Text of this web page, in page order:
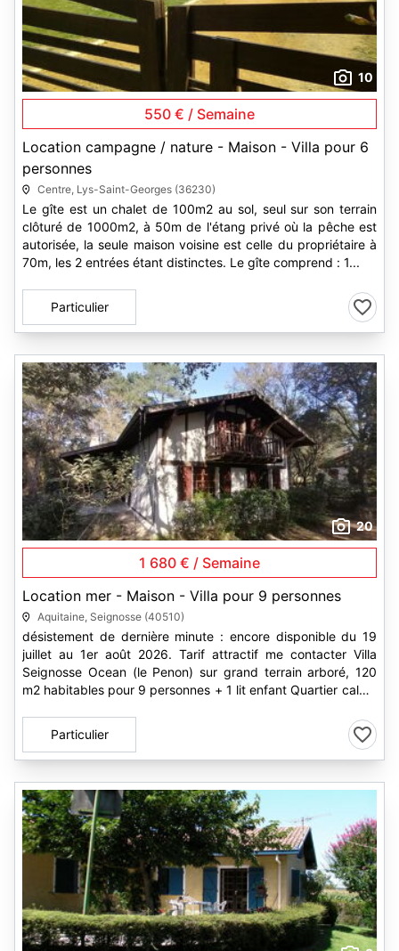
10
550 € / Semaine
Location campagne / nature - Maison - Villa pour 6
personnes
Centre, Lys-Saint-Georges (36230)
Le gîte est un chalet de 100m2 au sol, seul sur son terrain
clôturé de 1000m2, à 50m de l'étang privé où la pêche est
autorisée, la seule maison voisine est celle du propriétaire à
70m, les 2 entrées étant distinctes. Le gîte comprend : 1...
Particulier
20
1 680 € / Semaine
Location mer - Maison - Villa pour 9 personnes
Aquitaine, Seignosse (40510)
désistement de dernière minute : encore disponible du 19
juillet au 1er août 2026. Tarif attractif me contacter Villa
Seignosse Ocean (le Penon) sur grand terrain arboré, 120
m2 habitables pour 9 personnes + 1 lit enfant Quartier calme
Particulier